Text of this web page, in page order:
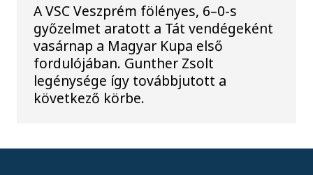
A VSC Veszprém fölényes, 6–0-s
győzelmet aratott a Tát vendégeként
vasárnap a Magyar Kupa első
fordulójában. Gunther Zsolt
legénysége így továbbjutott a
következő körbe.